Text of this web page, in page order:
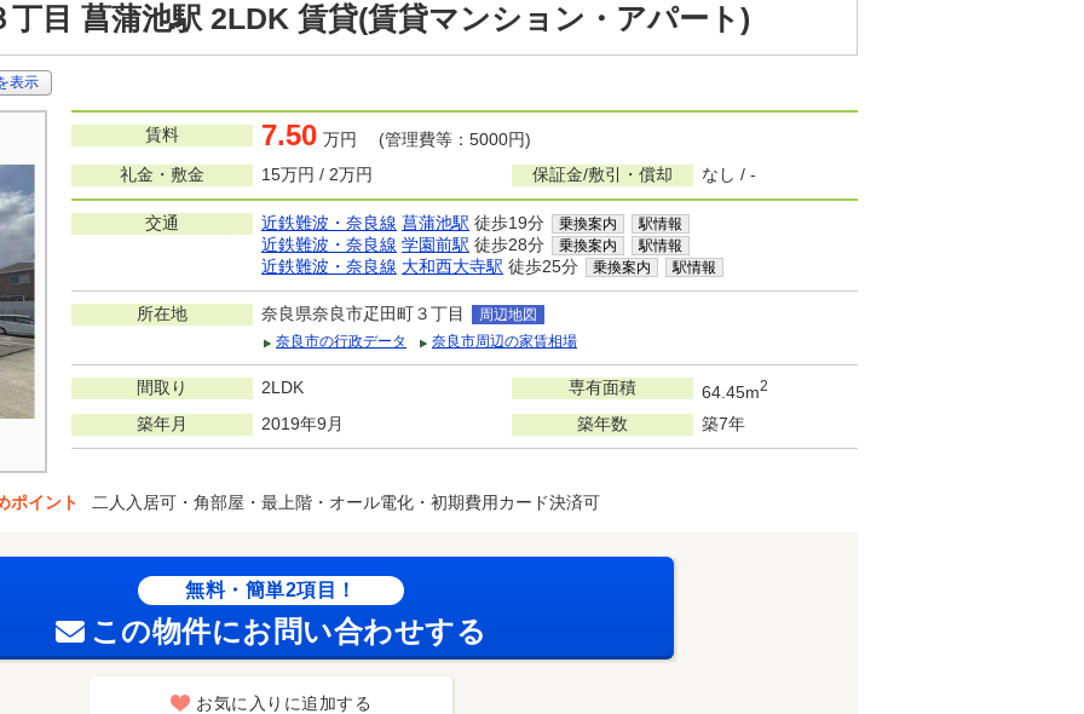
丁目 菖蒲池駅 2LDK 賃貸(賃貸マンション・アパート)
表示
賃料 7.50 万円 (管理費等：5000円)
礼金・敷金
15万円 / 2万円 保証金/敷引・償却 なし / -
交通 近鉄難波・奈良線 菖蒲池駅 徒歩19分 乗換案内 駅情報
近鉄難波・奈良線 学園前駅 徒歩28分 乗換案内 駅情報
近鉄難波・奈良線 大和西大寺駅 徒歩25分 乗換案内 駅情報
所在地 奈良県奈良市疋田町３丁目
周辺地図
奈良市の行政データ
奈良市周辺の家賃相場
間取り 2LDK 専有面積 64.45m2
築年月 2019年9月 築年数 築7年
ポイント 二人入居可・角部屋・最上階・オール電化・初期費用カード決済可
無料・簡単2項目！
この物件にお問い合わせする
お気に入りに追加する